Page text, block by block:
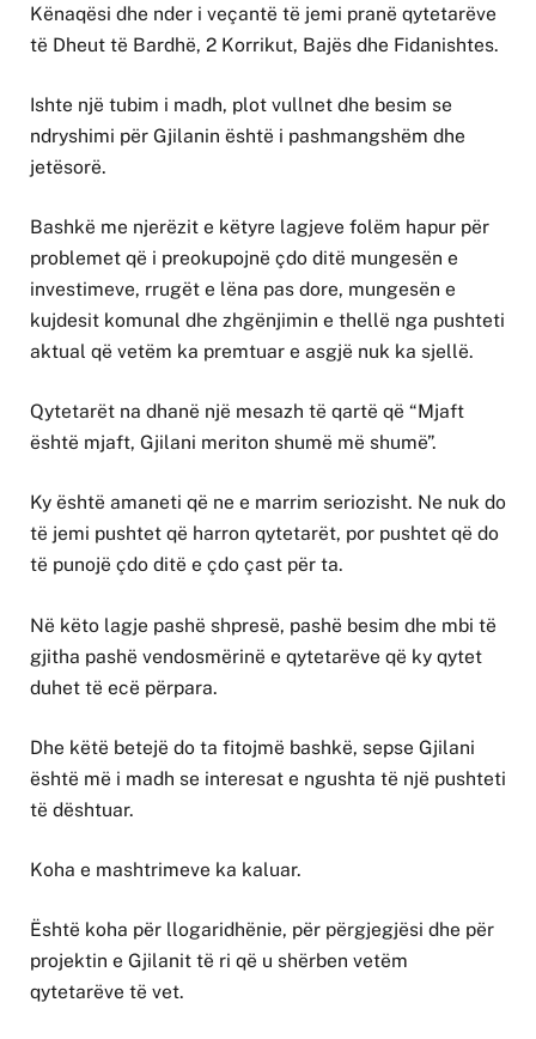
Kënaqësi dhe nder i veçantë të jemi pranë qytetarëve
të Dheut të Bardhë, 2 Korrikut, Bajës dhe Fidanishtes.
Ishte një tubim i madh, plot vullnet dhe besim se
ndryshimi për Gjilanin është i pashmangshëm dhe
jetësorë.
Bashkë me njerëzit e këtyre lagjeve folëm hapur për
problemet që i preokupojnë çdo ditë mungesën e
investimeve, rrugët e lëna pas dore, mungesën e
kujdesit komunal dhe zhgënjimin e thellë nga pushteti
aktual që vetëm ka premtuar e asgjë nuk ka sjellë.
Qytetarët na dhanë një mesazh të qartë që “Mjaft
është mjaft, Gjilani meriton shumë më shumë”.
Ky është amaneti që ne e marrim seriozisht. Ne nuk do
të jemi pushtet që harron qytetarët, por pushtet që do
të punojë çdo ditë e çdo çast për ta.
Në këto lagje pashë shpresë, pashë besim dhe mbi të
gjitha pashë vendosmërinë e qytetarëve që ky qytet
duhet të ecë përpara.
Dhe këtë betejë do ta fitojmë bashkë, sepse Gjilani
është më i madh se interesat e ngushta të një pushteti
të dështuar.
Koha e mashtrimeve ka kaluar.
Është koha për llogaridhënie, për përgjegjësi dhe për
projektin e Gjilanit të ri që u shërben vetëm
qytetarëve të vet.